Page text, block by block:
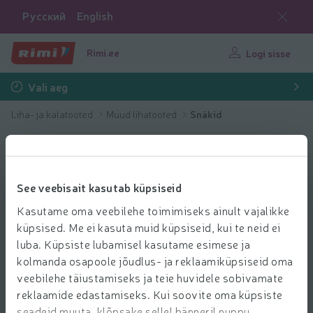
See veebisait kasutab küpsiseid
Kasutame oma veebilehe toimimiseks ainult vajalikke
küpsised. Me ei kasuta muid küpsiseid, kui te neid ei
luba. Küpsiste lubamisel kasutame esimese ja
kolmanda osapoole jõudlus- ja reklaamiküpsiseid oma
veebilehe täiustamiseks ja teie huvidele sobivamate
reklaamide edastamiseks. Kui soovite oma küpsiste
Русский English
Rimi.ee Logi sisse
Vali aeg
Liha- ja kalatooted Muud lihatooted Snäkid